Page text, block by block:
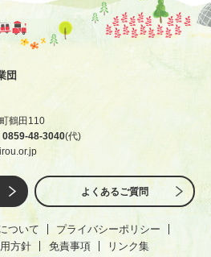
団
鶴田110
0859-48-3040(代)
よくあるご質問
ついて
プライバシーポリシー
方針
免責事項 リンク集